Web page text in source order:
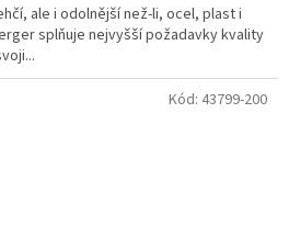
ale i odolnější než-li, ocel, plast i
splňuje nejvyšší požadavky kvality
Kód: 43799-200